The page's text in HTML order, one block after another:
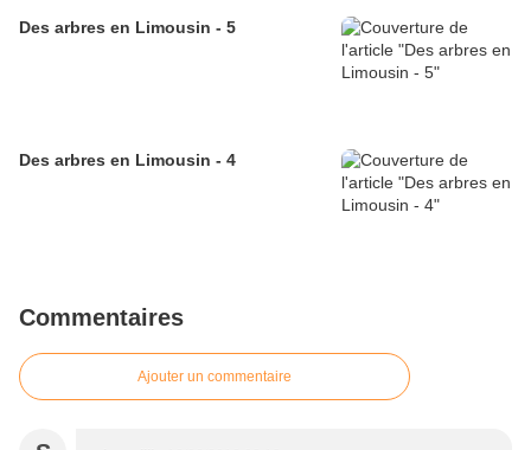
Des arbres en Limousin - 5
Des arbres en Limousin - 4
Commentaires
Ajouter un commentaire